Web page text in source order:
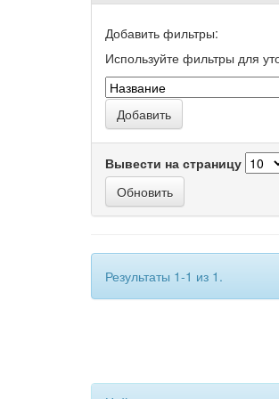
Добавить фильтры:
Используйте фильтры для
Вывести на страницу
Результаты 1-1 из 1.